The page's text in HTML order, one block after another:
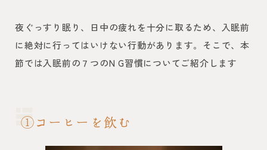
夜ぐっすり眠り、日中の疲れを十分に取るため、入眠前
に絶対に行ってはいけない行動があります。そこで、本
節では入眠前の７つのN G習慣についてご紹介します
①コーヒーを飲む